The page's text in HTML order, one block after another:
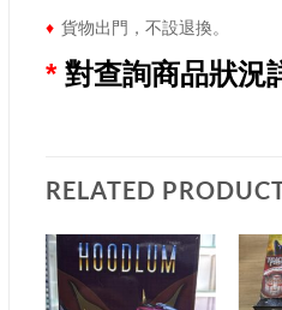
♦ 貨物出門，不設退換。
* 對查詢商品狀況
RELATED